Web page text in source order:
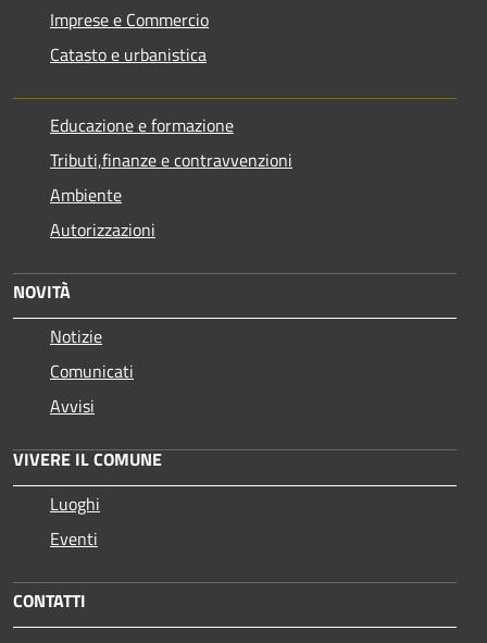
Imprese e Commercio
Catasto e urbanistica
Educazione e formazione
Tributi,finanze e contravvenzioni
Ambiente
Autorizzazioni
NOVITÀ
Notizie
Comunicati
Avvisi
VIVERE IL COMUNE
Luoghi
Eventi
CONTATTI